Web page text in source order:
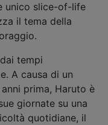
unico slice-of-life
il tema della
tempi
A causa di un
prima, Haruto è
giornate su una
quotidiane, il